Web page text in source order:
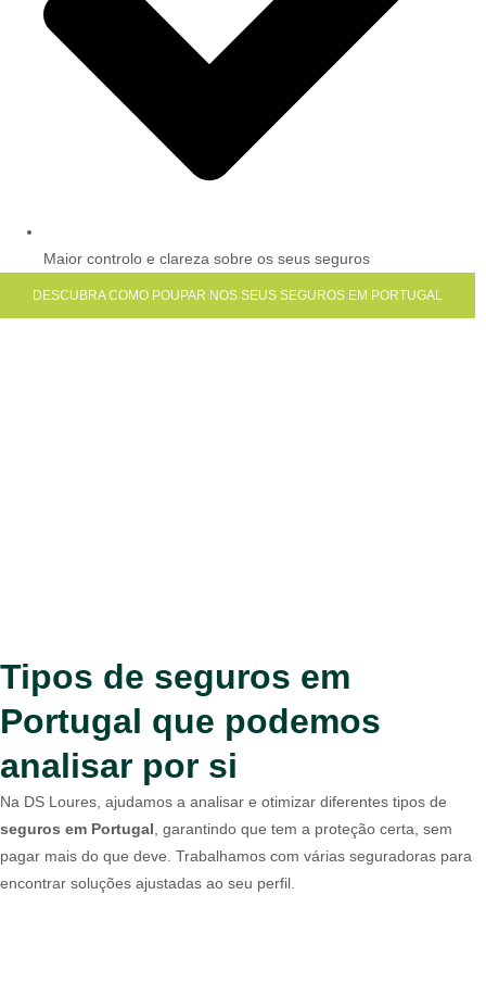
Maior controlo e clareza sobre os seus seguros
DESCUBRA COMO POUPAR NOS SEUS SEGUROS EM PORTUGAL
Tipos de seguros em
Portugal que podemos
analisar por si
Na DS Loures, ajudamos a analisar e otimizar diferentes tipos de
seguros em Portugal , garantindo que tem a proteção certa, sem
pagar mais do que deve. Trabalhamos com várias seguradoras para
encontrar soluções ajustadas ao seu perfil.